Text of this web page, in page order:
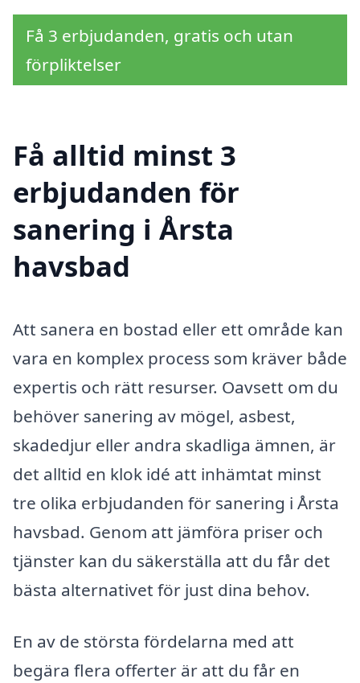
Få 3 erbjudanden, gratis och utan
förpliktelser
Få alltid minst 3
erbjudanden för
sanering i Årsta
havsbad
Att sanera en bostad eller ett område kan
vara en komplex process som kräver både
expertis och rätt resurser. Oavsett om du
behöver sanering av mögel, asbest,
skadedjur eller andra skadliga ämnen, är
det alltid en klok idé att inhämtat minst
tre olika erbjudanden för sanering i Årsta
havsbad. Genom att jämföra priser och
tjänster kan du säkerställa att du får det
bästa alternativet för just dina behov.
En av de största fördelarna med att
begära flera offerter är att du får en